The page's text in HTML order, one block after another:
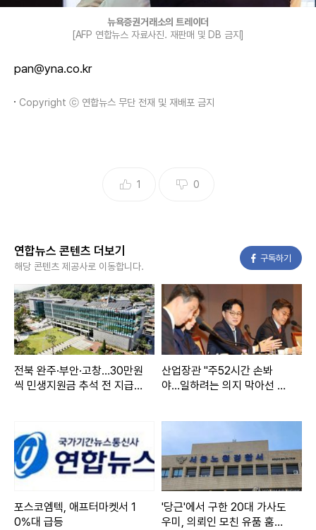
뉴욕증권거래소의 트레이더
[AFP 연합뉴스 자료사진. 재판매 및 DB 금지]
pan@yna.co.kr
Copyright ⓒ 연합뉴스 무단 전재 및 재배포 금지
1 0
연합뉴스 콘텐츠 더보기
해당 콘텐츠 제공사로 이동합니다.
구독하기
전북 완주·부안·고창…30만원
씩 민생지원금 추석 전 지급
산업장관 "주52시간 손봐
야…일하려는 의지 막아선 안
포스코엠텍, 애프터마켓서 1
0%대 급등
'당근'에서 구한 20대 가사도
우미, 의뢰인 모친 유품 훔쳐